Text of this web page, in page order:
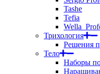
Tashe
Tefia
Трихология
Решения
Тело
Наборы по